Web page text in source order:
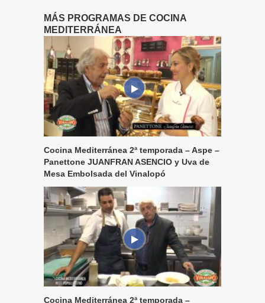
MÁS PROGRAMAS DE COCINA
MEDITERRÁNEA
Cocina Mediterránea 2ª temporada – Aspe –
Panettone JUANFRAN ASENCIO y Uva de
Mesa Embolsada del Vinalopó
Cocina Mediterránea 2ª temporada –